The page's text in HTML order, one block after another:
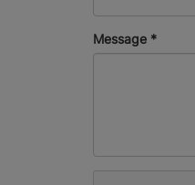
Message *